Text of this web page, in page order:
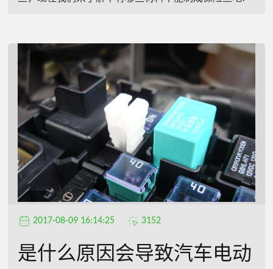
2017-08-09 16:14:25 3152
是什么原因会导致汽车电动